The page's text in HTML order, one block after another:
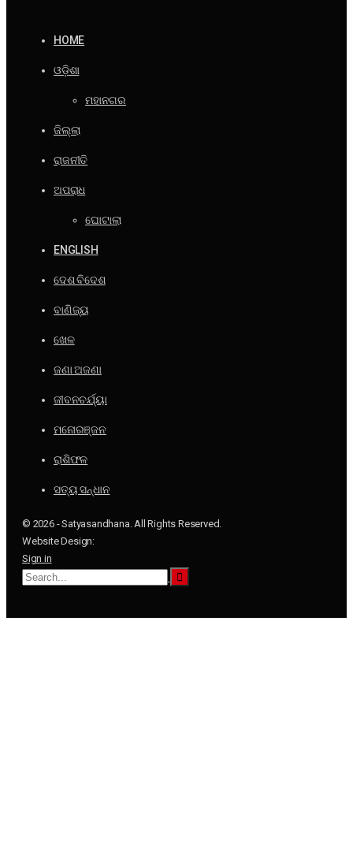
HOME
ଓଡ଼ିଶା
ମହାନଗର
ଜିଲ୍ଲା
ରାଜନୀତି
ଅପରାଧ
ଘୋଟାଲା
ENGLISH
ଦେଶ ବିଦେଶ
ବାଣିଜ୍ୟ
ଖେଳ
ଜଣା ଅଜଣା
ଜୀବନଚର୍ଯ୍ୟା
ମନୋରଞ୍ଜନ
ରାଶିଫଳ
ସତ୍ୟ ସନ୍ଧାନ
© 2026 - Satyasandhana. All Rights Reserved.
Website Design:
Sign in